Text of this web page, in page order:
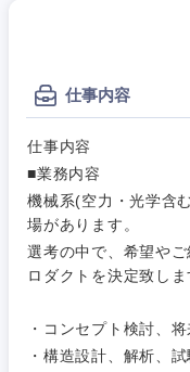
仕事内容
仕事内容
■業務内容
機械系(空力・光学含
場があります。
選考の中で、希望や
ロダクトを決定致しま
・コンセプト検討、
・構造設計、解析、
ご希望の職
ご希望の職
ご希望の業
ご希望の勤
ご希望条